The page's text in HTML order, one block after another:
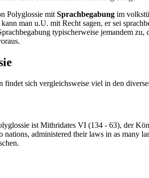
Polyglossie mit Sprachbegabung im
man u.U. mit Recht sagen, er sei
typischerweise jemandem
findet sich vergleichsweise viel in den
ist Mithridates VI (134 - 63), der
administered their laws in as many